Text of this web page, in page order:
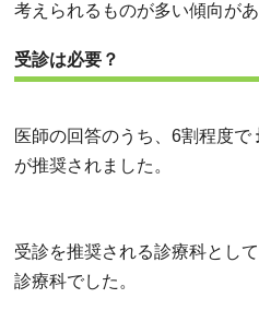
考えられるものが多い傾向があ
受診は必要？
医師の回答のうち、6割程度で
が推奨されました。
受診を推奨される診療科とし
診療科でした。